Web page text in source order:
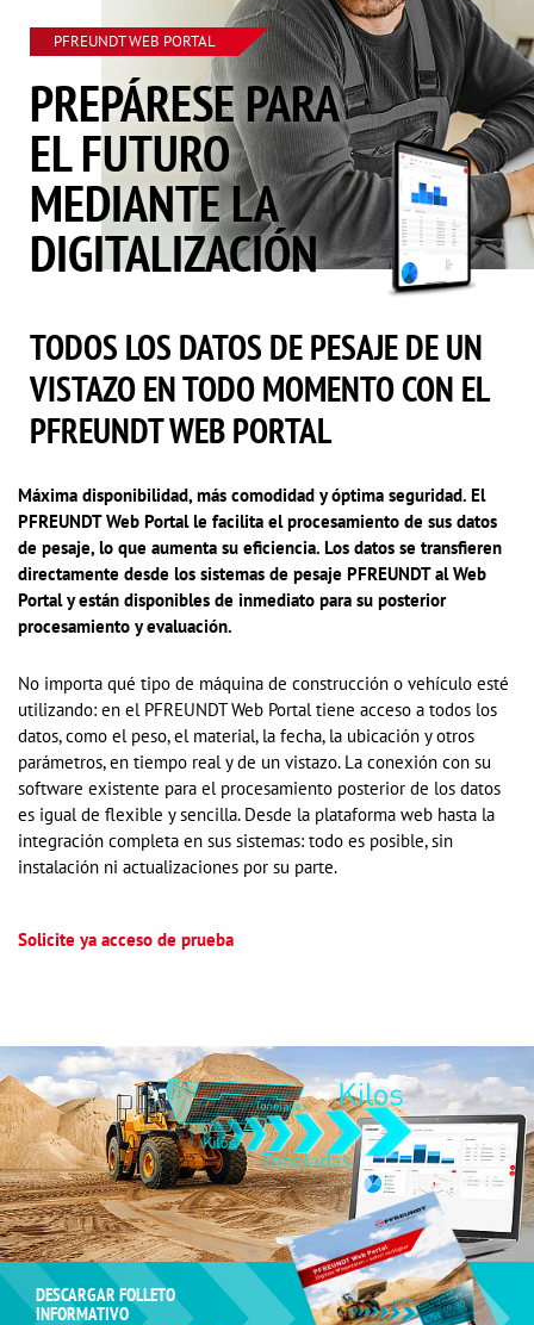
PFREUNDT WEB PORTAL
PREPÁRESE PARA
EL FUTURO
MEDIANTE LA
DIGITALIZACIÓN
TODOS LOS DATOS DE PESAJE DE UN
VISTAZO EN TODO MOMENTO CON EL
PFREUNDT WEB PORTAL
Máxima disponibilidad, más comodidad y óptima seguridad. El
PFREUNDT Web Portal le facilita el procesamiento de sus datos
de pesaje, lo que aumenta su eficiencia. Los datos se transfieren
directamente desde los sistemas de pesaje PFREUNDT al Web
Portal y están disponibles de inmediato para su posterior
procesamiento y evaluación.
No importa qué tipo de máquina de construcción o vehículo esté
utilizando: en el PFREUNDT Web Portal tiene acceso a todos los
datos, como el peso, el material, la fecha, la ubicación y otros
parámetros, en tiempo real y de un vistazo. La conexión con su
software existente para el procesamiento posterior de los datos
es igual de flexible y sencilla. Desde la plataforma web hasta la
integración completa en sus sistemas: todo es posible, sin
instalación ni actualizaciones por su parte.
Solicite ya acceso de prueba
DESCARGAR FOLLETO
INFORMATIVO